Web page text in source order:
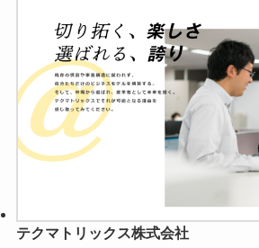
テクマトリックス株式会社